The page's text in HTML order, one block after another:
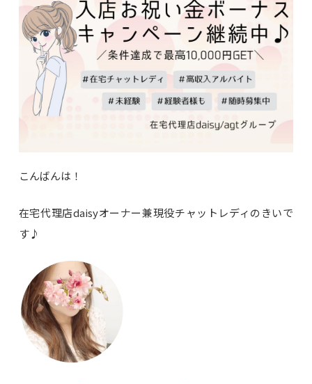
こんばんは！
在宅代理店daisyオーナー兼現役チャットレディのきいで
す♪